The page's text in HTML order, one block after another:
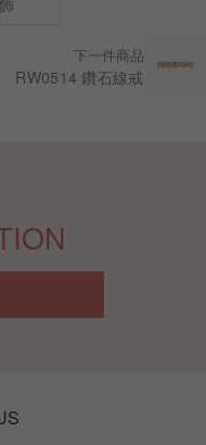
下一件商品
RW0514 鑽石線戒